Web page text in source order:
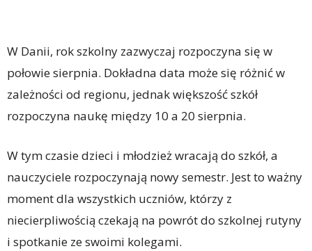
W Danii, rok szkolny zazwyczaj rozpoczyna się w
połowie sierpnia. Dokładna data może się różnić w
zależności od regionu, jednak większość szkół
rozpoczyna naukę między 10 a 20 sierpnia.
W tym czasie dzieci i młodzież wracają do szkół, a
nauczyciele rozpoczynają nowy semestr. Jest to ważny
moment dla wszystkich uczniów, którzy z
niecierpliwością czekają na powrót do szkolnej rutyny
i spotkanie ze swoimi kolegami.